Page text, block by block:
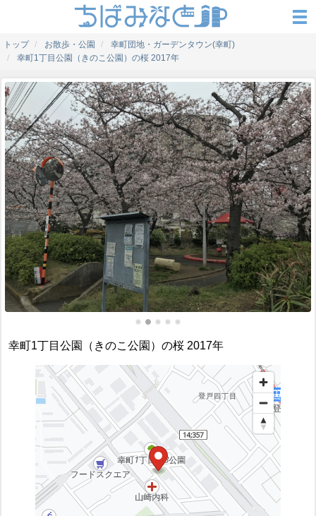
トップ お散歩・公園
幸町団地・ガーデンタウン(幸町)
幸町1丁目公園（きのこ公園）の桜 2017年
幸町1丁目公園（きのこ公園）の桜 2017年